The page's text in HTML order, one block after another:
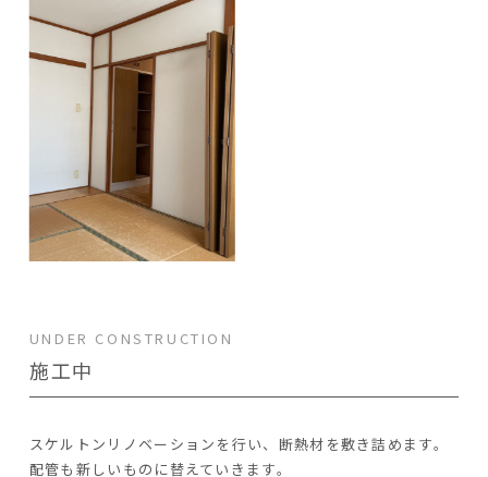
UNDER CONSTRUCTION
施工中
スケルトンリノベーションを行い、断熱材を敷き詰めます。
配管も新しいものに替えていきます。